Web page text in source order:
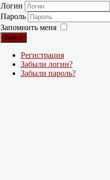
Логин
Пароль
Запомнить меня
Войти
Регистрация
Забыли логин?
Забыли пароль?